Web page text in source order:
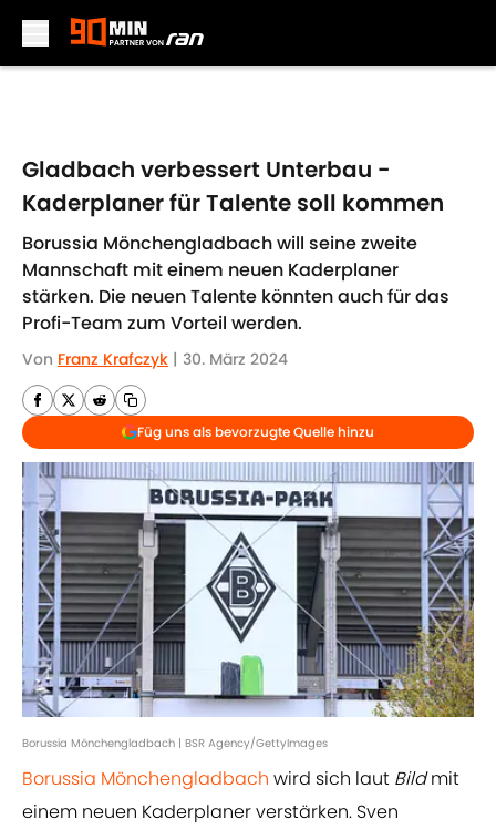
Gladbach verbessert Unterbau -
Kaderplaner für Talente soll kommen
Borussia Mönchengladbach will seine zweite
Mannschaft mit einem neuen Kaderplaner
stärken. Die neuen Talente könnten auch für das
Profi-Team zum Vorteil werden.
Von Franz Krafczyk | 30. März 2024
Füg uns als bevorzugte Quelle hinzu
Borussia Mönchengladbach | BSR Agency/GettyImages
Borussia Mönchengladbach wird sich laut Bildmit
einem neuen Kaderplaner verstärken. Sven